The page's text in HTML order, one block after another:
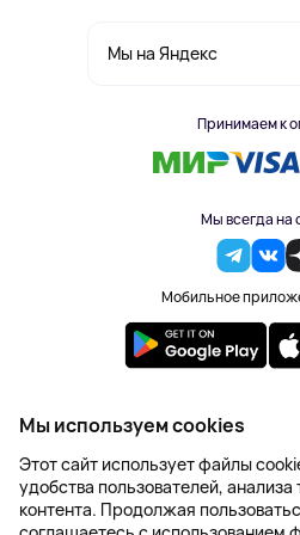
Мы на Яндекс
Принимаем к
Мы всегда на
Мобильное
2023-2026 © DoBuy. Все
Правила обработки
Пользовательское
Оферта
Создание сайта
Мы используем cookies
Этот сайт использует файлы
удобства пользователей,
контента. Продолжая